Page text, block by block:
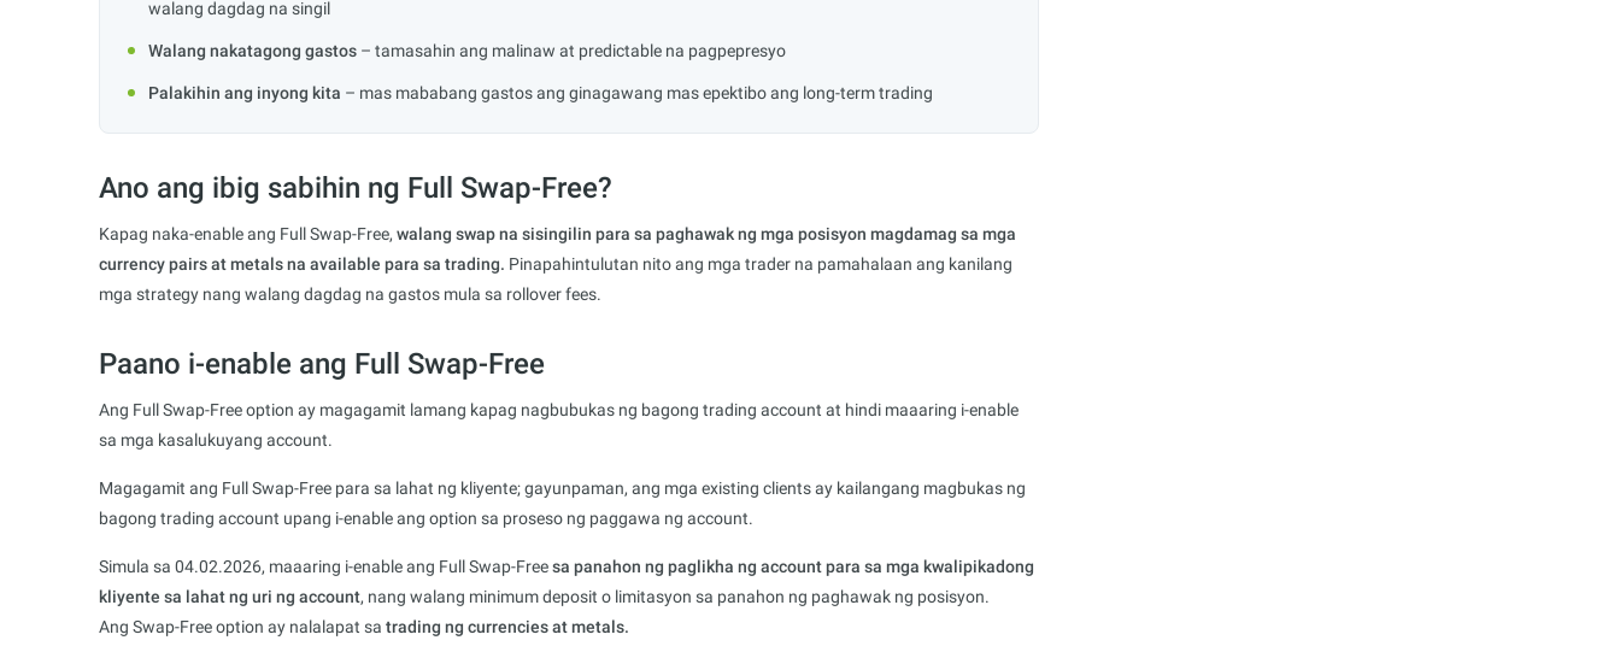
walang dagdag na singil
Walang nakatagong gastos – tamasahin ang malinaw at predictable na pagpepresyo
Palakihin ang inyong kita – mas mababang gastos ang ginagawang mas epektibo ang long-term trading
Ano ang ibig sabihin ng Full Swap-Free?
Kapag naka-enable ang Full Swap-Free, walang swap na sisingilin para sa paghawak ng mga posisyon magdamag sa mga
currency pairs at metals na available para sa trading. Pinapahintulutan nito ang mga trader na pamahalaan ang kanilang
mga strategy nang walang dagdag na gastos mula sa rollover fees.
Paano i-enable ang Full Swap-Free
Ang Full Swap-Free option ay magagamit lamang kapag nagbubukas ng bagong trading account at hindi maaaring i-enable
sa mga kasalukuyang account.
Magagamit ang Full Swap-Free para sa lahat ng kliyente; gayunpaman, ang mga existing clients ay kailangang magbukas ng
bagong trading account upang i-enable ang option sa proseso ng paggawa ng account.
Simula sa 04.02.2026, maaaring i-enable ang Full Swap-Freesa panahon ng paglikha ng account para sa mga kwalipikadong
kliyente sa lahat ng uri ng account, nang walang minimum deposit o limitasyon sa panahon ng paghawak ng posisyon.
Ang Swap-Free option ay nalalapat sa trading ng currencies at metals.